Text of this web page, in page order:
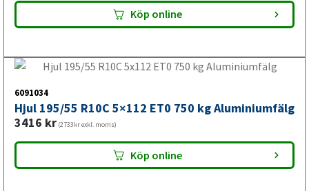
Köp online
6091034
Hjul 195/55 R10C 5×112 ET0 750 kg Aluminiumfälg
3416 kr (2733kr exkl. moms)
Köp online